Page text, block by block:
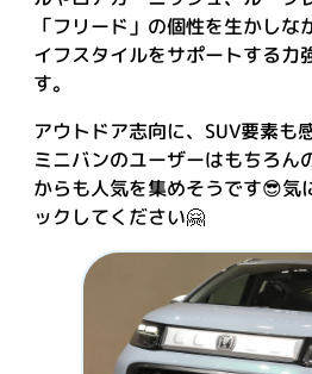
「フリード」の個性を生かし
イフスタイルをサポートする力
す。
アウトドア志向に、SUV要素も
ミニバンのユーザーはもちろん
からも人気を集めそうです😎気
ックしてください🤗